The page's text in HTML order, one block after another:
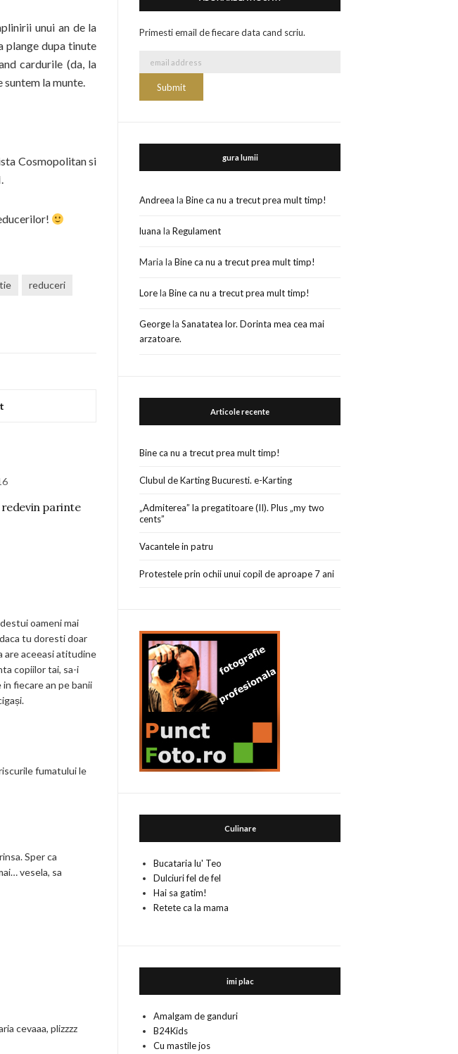
unui an de la
plange dupa tinute
cardurile (da, la
suntem la munte.
Cosmopolitan si
reduceri
parinte
oameni mai
tu doresti doar
are aceeasi atitudine
copiilor tai, sa-i
in fiecare an pe banii
fumatului le
Sper ca
vesela, sa
cevaaa, plizzzz
Primesti email de fiecare data cand scriu.
gura lumii
Andreea laBine ca nu a trecut prea mult timp!
luana laRegulament
Maria laBine ca nu a trecut prea mult timp!
LorelaBine ca nu a trecut prea mult timp!
GeorgelaSanatatea lor. Dorinta mea cea mai
arzatoare.
Articole recente
Bine ca nu a trecut prea mult timp!
Clubul de Karting Bucuresti. e-Karting
„Admiterea” la pregatitoare (II). Plus „my two
cents”
Vacantele in patru
Protestele prin ochii unui copil de aproape 7 ani
Culinare
Bucataria lu' Teo
Dulciuri fel de fel
Hai sa gatim!
Retete ca la mama
imi plac
Amalgam de ganduri
B24Kids
Cu mastile jos